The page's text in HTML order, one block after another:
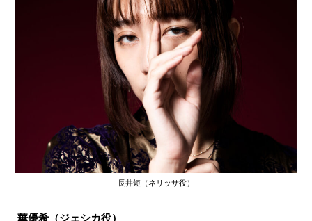
長井短（ネリッサ役）
華優希（ジェシカ役）